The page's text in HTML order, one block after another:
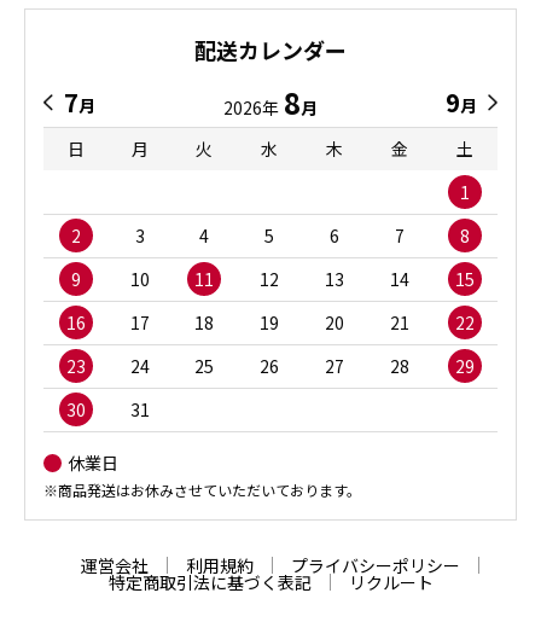
配送カレンダー
7月 2026年 8月 9月
日
月 火 水 木 金
土
1
2
3 4 5 6 7
8
9
10 11 12 13 14
15
16
17 18 19 20 21
22
23
24 25 26 27 28
29
30
31
休業日
※商品発送はお休みさせていただいております。
運営会社 利用規約 プライバシーポリシー
特定商取引法に基づく表記 リクルート